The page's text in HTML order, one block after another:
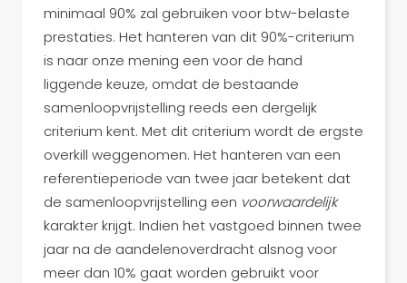
minimaal 90% zal gebruiken voor btw-belaste
prestaties. Het hanteren van dit 90%-criterium
is naar onze mening een voor de hand
liggende keuze, omdat de bestaande
samenloopvrijstelling reeds een dergelijk
criterium kent. Met dit criterium wordt de ergste
overkill weggenomen. Het hanteren van een
referentieperiode van twee jaar betekent dat
de samenloopvrijstelling een voorwaardelijk
karakter krijgt. Indien het vastgoed binnen twee
jaar na de aandelenoverdracht alsnog voor
meer dan 10% gaat worden gebruikt voor